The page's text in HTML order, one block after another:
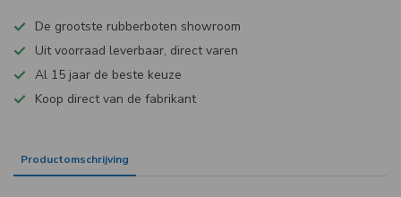
De grootste rubberboten showroom
Uit voorraad leverbaar, direct varen
Al 15 jaar de beste keuze
Koop direct van de fabrikant
Productomschrijving